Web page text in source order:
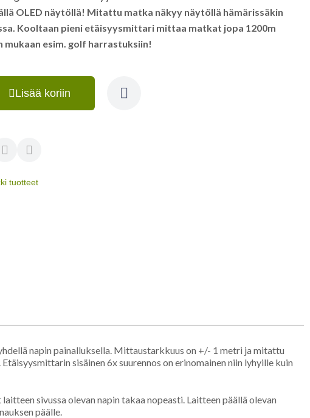
OLED näytöllä! Mitattu matka näkyy näytöllä hämärissäkin
Kooltaan pieni etäisyysmittari mittaa matkat jopa 1200m
mukaan esim. golf harrastuksiin!
Lisää koriin
tuotteet
napin painalluksella. Mittaustarkkuus on +/- 1 metri ja mitattu
sisäinen 6x suurennos on erinomainen niin lyhyille kuin
sivussa olevan napin takaa nopeasti. Laitteen päällä olevan
päälle.